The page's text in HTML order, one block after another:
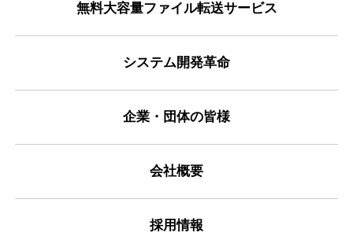
無料大容量ファイル転送サービス
システム開発革命
企業・団体の皆様
会社概要
採用情報